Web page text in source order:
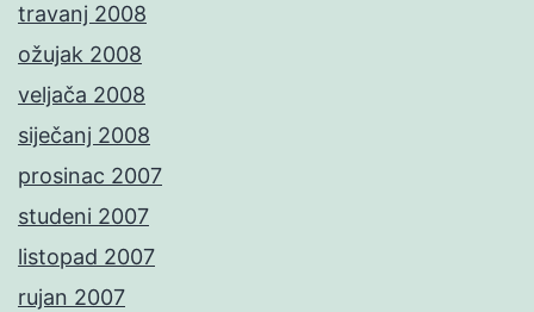
travanj 2008
ožujak 2008
veljača 2008
siječanj 2008
prosinac 2007
studeni 2007
listopad 2007
rujan 2007